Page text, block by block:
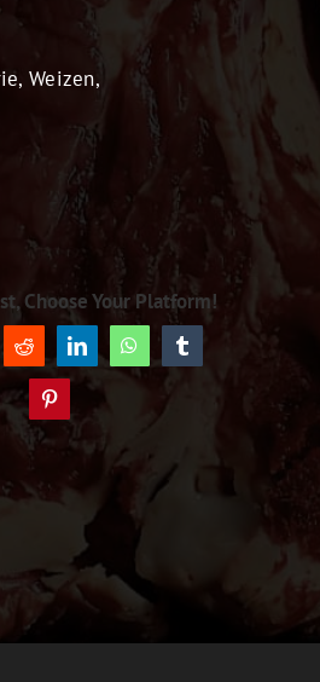
Weizen,
Choose Your Platform!
RedditLinkedInWhatsAppTumblr
Pinterest